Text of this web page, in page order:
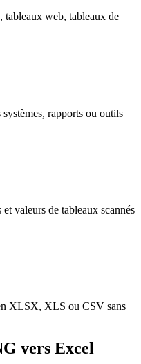
tableaux web, tableaux de
rapports ou outils
valeurs de tableaux scannés
XLSX, XLS ou CSV sans
vers Excel